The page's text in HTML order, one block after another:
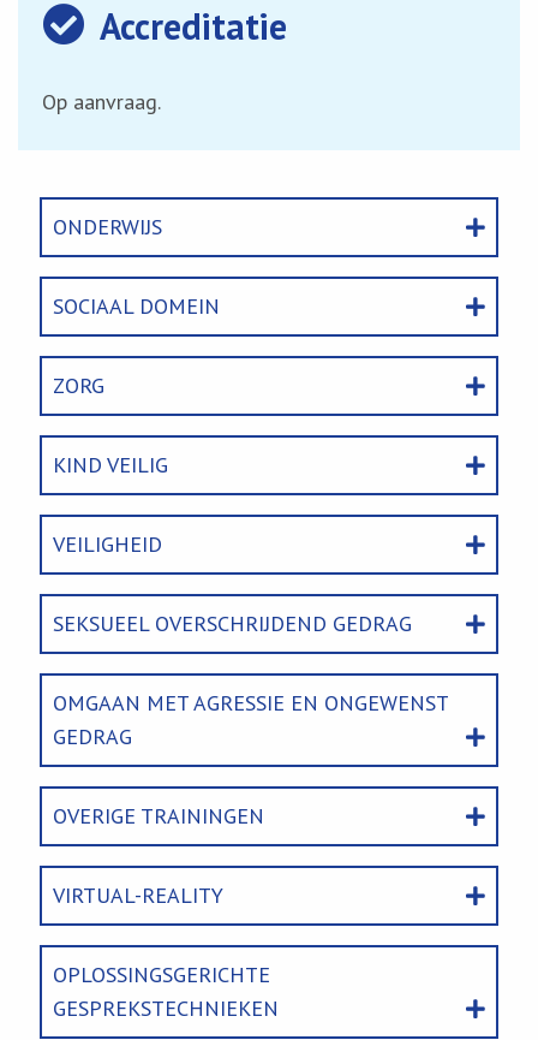
Accreditatie
Op aanvraag.
ONDERWIJS
SOCIAAL DOMEIN
ZORG
KIND VEILIG
VEILIGHEID
SEKSUEEL OVERSCHRIJDEND GEDRAG
OMGAAN MET AGRESSIE EN ONGEWENST
GEDRAG
OVERIGE TRAININGEN
VIRTUAL-REALITY
OPLOSSINGSGERICHTE
GESPREKSTECHNIEKEN